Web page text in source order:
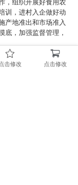
，组织开展好食用农
训，进村入企做好动
产地准出和市场准入
底，加强监督管理，
南省市场监督管理局
2020年12月18日
击修改 点击修改